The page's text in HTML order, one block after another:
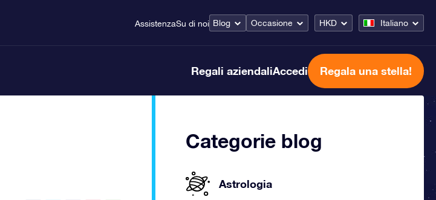
AssistenzaSu di noi Blog Occasione HKD Italiano
Regali aziendaliAccedi Regala una stella!
Categorie blog
Astrologia